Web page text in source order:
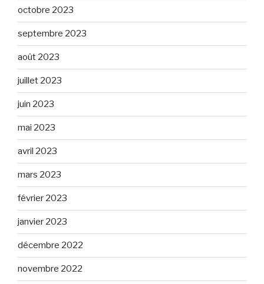
octobre 2023
septembre 2023
août 2023
juillet 2023
juin 2023
mai 2023
avril 2023
mars 2023
février 2023
janvier 2023
décembre 2022
novembre 2022